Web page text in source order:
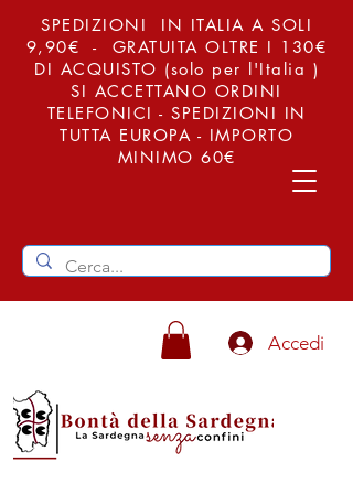
SPEDIZIONI IN ITALIA A SOLI
9,90€ - GRATUITA OLTRE I 130€
DI ACQUISTO (solo per l'Italia )
SI ACCETTANO ORDINI
TELEFONICI - SPEDIZIONI IN
TUTTA EUROPA - IMPORTO
MINIMO 60€
Accedi